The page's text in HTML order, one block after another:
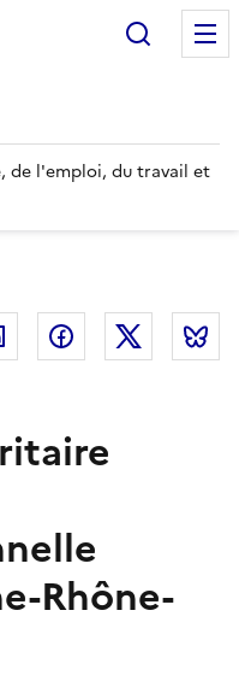
de l'emploi, du travail et
Linkedin FacebookTwitter
Rhône-